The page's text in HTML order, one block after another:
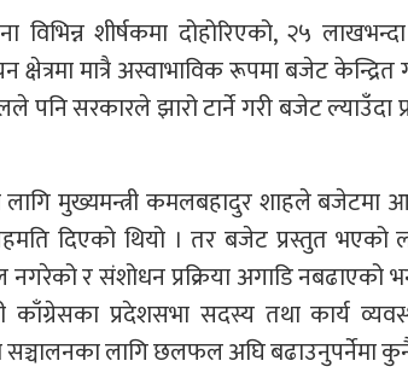
विभिन्न शीर्षकमा दोहोरिएको, २५
क्षेत्रमा मात्रै अस्वाभाविक रूपमा बजेट
पनि सरकारले झारो टार्ने गरी बजेट
लागि मुख्यमन्त्री कमलबहादुर शाहले
दिएको थियो । तर बजेट प्रस्तुत
र संशोधन प्रक्रिया अगाडि नबढाएको
प्रदेशसभा सदस्य तथा कार्य
लागि छलफल अघि बढाउनुपर्नेमा